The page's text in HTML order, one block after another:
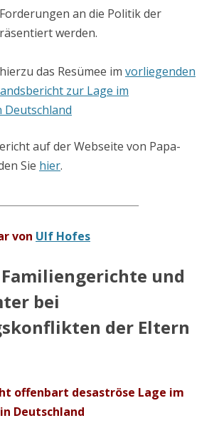
an die Politik der
werden.
das Resümee im vorliegenden
zur Lage im
Deutschland
auf der Webseite von Papa-
Sie hier.
von Ulf Hofes
und
bei
der Eltern
offenbart desaströse Lage im
Deutschland